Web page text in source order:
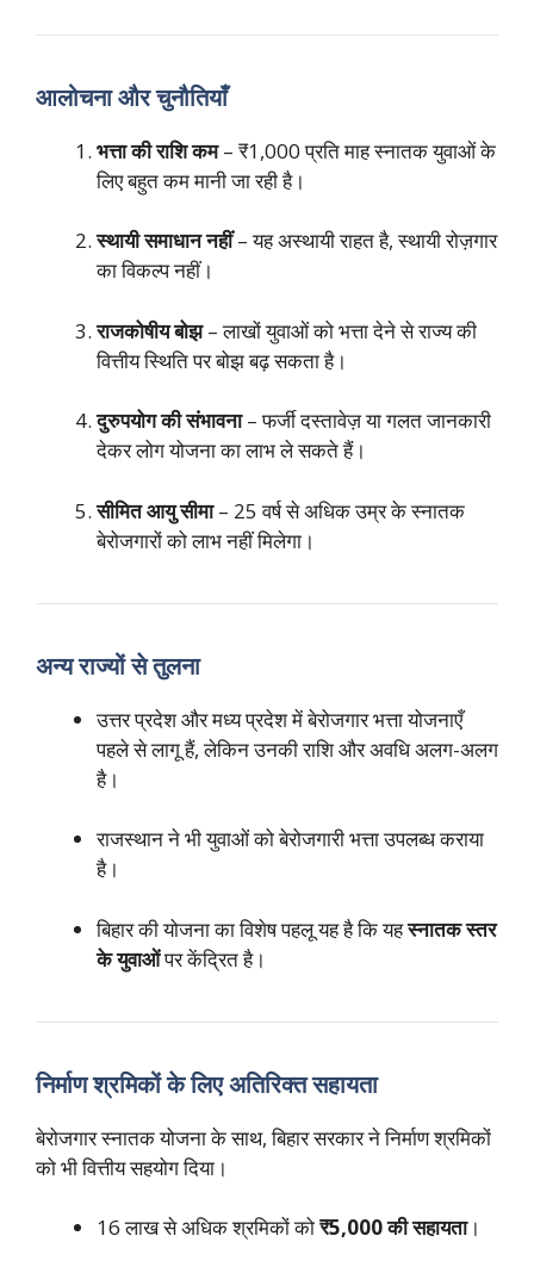
आलोचना और चुनौतियाँ
भत्ता की राशि कम– ₹1,000 प्रति माह स्नातक युवाओं के
लिए बहुत कम मानी जा रही है।
स्थायी समाधान नहीं– यह अस्थायी राहत है, स्थायी रोज़गार
का विकल्प नहीं।
राजकोषीय बोझ– लाखों युवाओं को भत्ता देने से राज्य की
वित्तीय स्थिति पर बोझ बढ़ सकता है।
दुरुपयोग की संभावना– फर्जी दस्तावेज़ या गलत जानकारी
देकर लोग योजना का लाभ ले सकते हैं।
सीमित आयु सीमा– 25 वर्ष से अधिक उम्र के स्नातक
बेरोजगारों को लाभ नहीं मिलेगा।
अन्य राज्यों से तुलना
उत्तर प्रदेश और मध्य प्रदेश में बेरोजगार भत्ता योजनाएँ
पहले से लागू हैं, लेकिन उनकी राशि और अवधि अलग-अलग
है।
राजस्थान ने भी युवाओं को बेरोजगारी भत्ता उपलब्ध कराया
है।
बिहार की योजना का विशेष पहलू यह है कि यहस्नातक स्तर
के युवाओंपर केंद्रित है।
निर्माण श्रमिकों के लिए अतिरिक्त सहायता
बेरोजगार स्नातक योजना के साथ, बिहार सरकार ने निर्माण श्रमिकों
को भी वित्तीय सहयोग दिया।
16 लाख से अधिक श्रमिकों को₹5,000 की सहायता।